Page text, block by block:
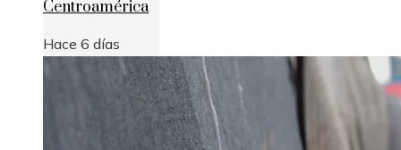
Centroamérica
Hace 6 días